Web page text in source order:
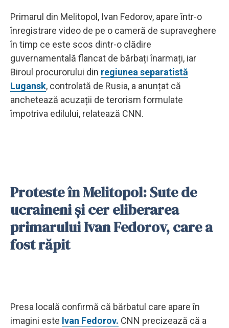
Primarul din Melitopol, Ivan Fedorov, apare într-o
înregistrare video de pe o cameră de supraveghere
în timp ce este scos dintr-o clădire
guvernamentală flancat de bărbați înarmați, iar
Biroul procurorului din regiunea separatistă
Lugansk, controlată de Rusia, a anunțat că
anchetează acuzații de terorism formulate
împotriva edilului, relatează CNN.
Proteste în Melitopol: Sute de
ucraineni și cer eliberarea
primarului Ivan Fedorov, care a
fost răpit
Presa locală confirmă că bărbatul care apare în
imagini este Ivan Fedorov. CNN precizează că a